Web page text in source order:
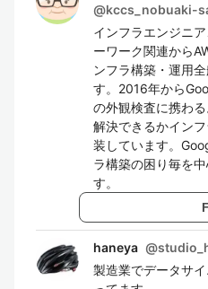
@kccs_nobuaki-
インフラエンジニ
ーワーク関連から
ンフラ構築・運用
す。2016年から
の外観検査に携わ
解決できるかイン
装しています。
ラ構築の困り毎を
す。
haneya @
製造業でデータサ